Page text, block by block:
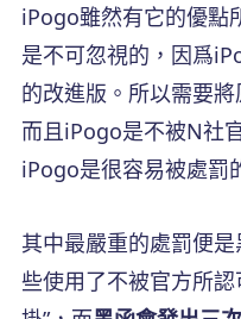
iPogo雖然有它的優點
是不可忽視的，因爲
的改進版。所以需要
而且iPogo是不被N社
iPogo是很容易被處罰
其中最嚴重的處罰便
些使用了不被官方所